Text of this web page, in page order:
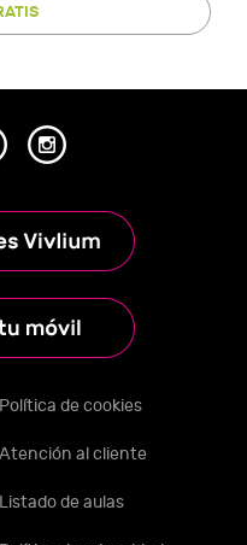
Política de cookies
Atención al cliente
Listado de aulas